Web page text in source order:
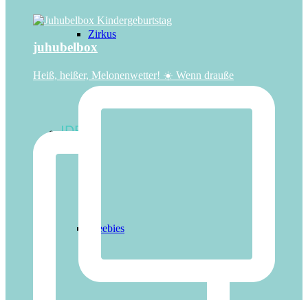
Zirkus
IDEEN
Freebies
juhubelbox
Heiß, heißer, Melonenwetter! ☀️ Wenn drauße